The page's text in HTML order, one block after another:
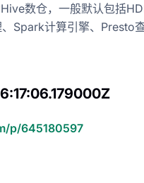
数仓，一般默认包括
Spark计算引擎、Presto
p/645180597